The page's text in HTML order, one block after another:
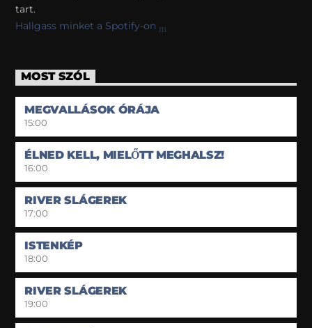
tart.
Hallgass minket a Spotify-on
MOST SZÓL
MEGVALLÁSOK ÓRÁJA
15:00
ÉLNED KELL, MIELŐTT MEGHALSZ!
16:00
RIVER SLÁGEREK
17:00
ISTENKÉP
18:00
RIVER SLÁGEREK
19:00